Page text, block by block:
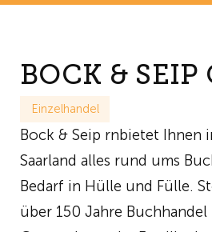
BOCK & SEIP
Einzelhandel
Bock & Seip rnbietet Ihnen
Saarland alles rund ums
Bedarf in Hülle und Fülle.
über 150 Jahre